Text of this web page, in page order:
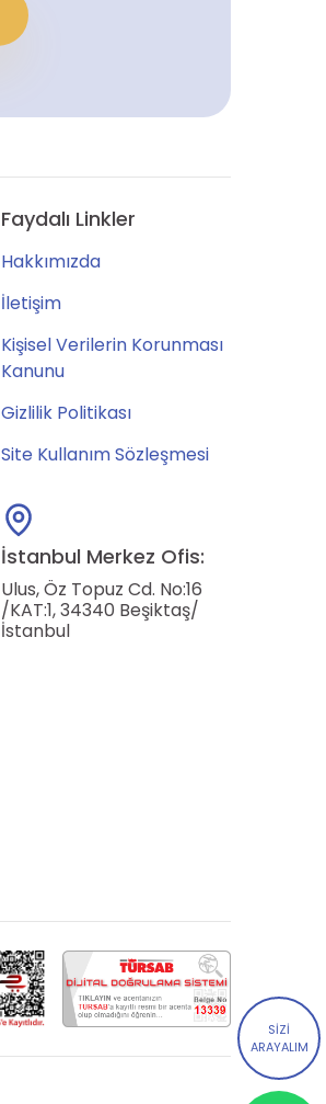
Faydalı Linkler
Hakkımızda
İletişim
Kişisel Verilerin Korunması
Kanunu
Gizlilik Politikası
Site Kullanım Sözleşmesi
İstanbul Merkez Ofis:
Ulus, Öz Topuz Cd. No:16
/KAT:1, 34340 Beşiktaş/
İstanbul
SİZİ
ARAYALIM